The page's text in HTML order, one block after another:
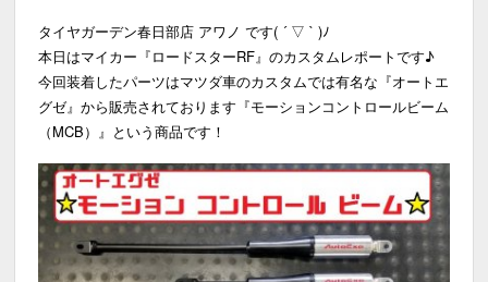
タイヤガーデン春日部店 アワノ です( ´ ▽ ` )ﾉ
本日はマイカー『ロードスターRF』のカスタムレポートです♪
今回装着したパーツはマツダ車のカスタムでは有名な『オートエ
グゼ』から販売されております『モーションコントロールビーム
（MCB）』という商品です！